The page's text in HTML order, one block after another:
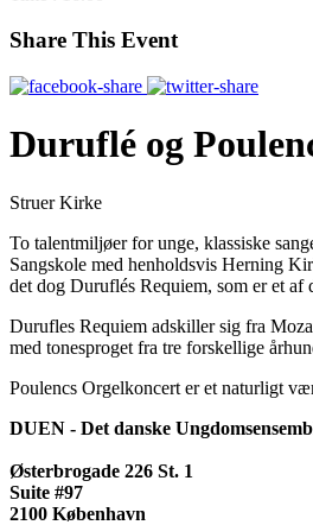
Share This Event
Duruflé og
Struer Kirke
To talentmiljøer for unge, klassiske
Sangskole med henholdsvis Herning
det dog Duruflés Requiem, som er et af
Durufles Requiem adskiller sig fra
med tonesproget fra tre forskellige
Poulencs Orgelkoncert er et naturligt
DUEN - Det danske
Østerbrogade 226 St. 1
Suite #97
2100 København